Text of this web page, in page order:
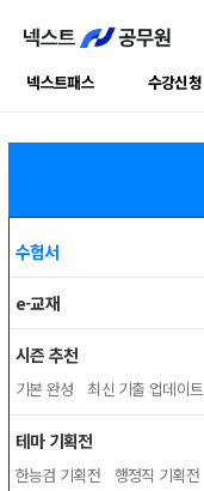
넥스트패스 수강신청
수험서
e-교재
시즌 추천
기본 완성 최신 기출 업데이트
테마 기획전
한능검 기획전 행정직 기획전